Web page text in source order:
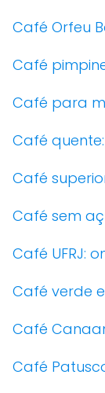
Café Orfeu
Café
Café para
Café
Café
Café sem
Café UFRJ:
Café verde
Café
Café